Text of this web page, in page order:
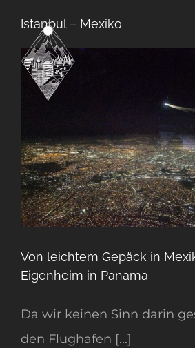
springen
Istanbul – Mexiko
Von leichtem Gepäck in
Eigenheim in Panama
Da wir keinen Sinn darin
den Flughafen [...]